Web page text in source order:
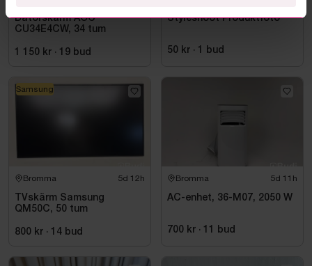
Datorskärm AOC
CU34E4CW, 34 tum
1 150 kr · 19 bud
Styleshoot Produktfoto
50 kr · 1 bud
Bromma 5d 12h
TVskärm Samsung
QM50C, 50 tum
800 kr · 14 bud
Samsung
Bromma 5d 11h
AC-enhet, 36-M07, 2050 W
700 kr · 11 bud